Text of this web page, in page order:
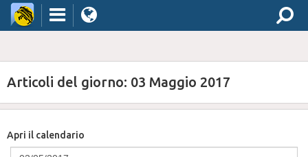
Articoli del giorno: 03 Maggio 2017
Apri il calendario